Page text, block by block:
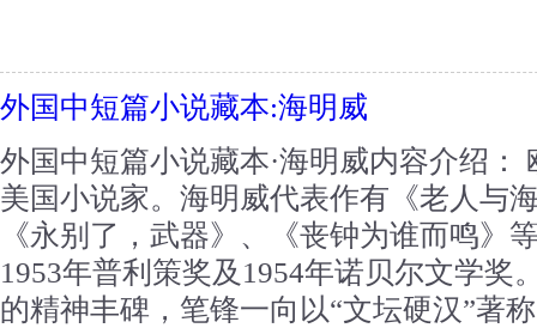
外国中短篇小说藏本:海明威
外国中短篇小说藏本·海明威内容介绍：
美国小说家。海明威代表作有《老人与
《永别了，武器》、《丧钟为谁而鸣》
1953年普利策奖及1954年诺贝尔文学奖
的精神丰碑，笔锋一向以“文坛硬汉”著